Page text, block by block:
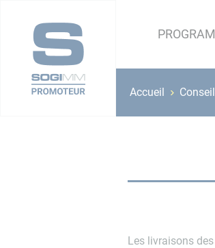
Accueil
Les livraisons